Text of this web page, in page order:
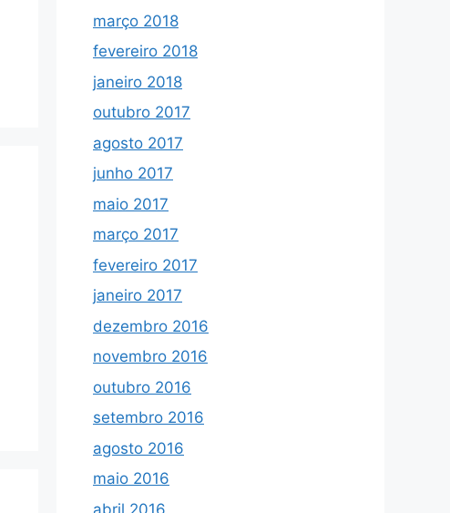
março 2018
fevereiro 2018
janeiro 2018
outubro 2017
agosto 2017
junho 2017
maio 2017
março 2017
fevereiro 2017
janeiro 2017
dezembro 2016
novembro 2016
outubro 2016
setembro 2016
agosto 2016
maio 2016
abril 2016